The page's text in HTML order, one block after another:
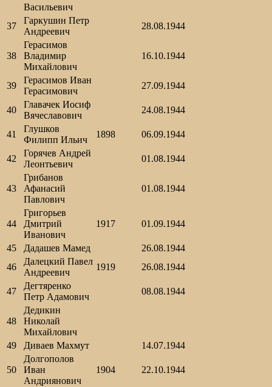
Васильевич
37
Гаркушин Петр
Андреевич
28.08.1944
38
Герасимов
Владимир
Михайлович
16.10.1944
39
Герасимов Иван
Герасимович
27.09.1944
40
Главачек Иосиф
Вячеславович
24.08.1944
41
Глушков
Филипп Ильич
1898 06.09.1944
42
Горячев Андрей
Леонтьевич
01.08.1944
43
Грибанов
Афанасий
Павлович
01.08.1944
44
Григорьев
Дмитрий
Иванович
1917 01.09.1944
45 Дадашев Мамед
26.08.1944
46
Далецкий Павел
Андреевич
1919 26.08.1944
47
Дегтяренко
Петр Адамович
08.08.1944
48
Дедикин
Николай
Михайлович
49
Диваев Махмут 14.07.1944
50
Долгополов
Иван
Андриянович
1904 22.10.1944